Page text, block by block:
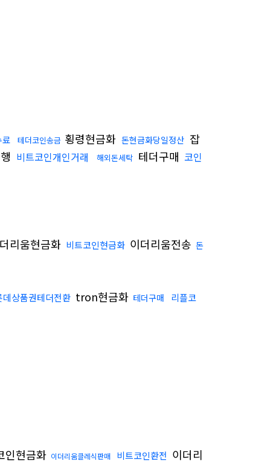
테더코인송금 횡령현금화 돈현금화당일정산 잡
비트코인개인거래 해외돈세탁 테더구매 코인
리움현금화 비트코인현금화 이더리움전송 돈
데상품권테더전환 tron현금화 테더구매
리플코
인현금화 이더리움클레식판매 비트코인환전 이더리